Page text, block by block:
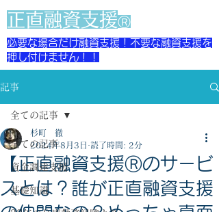
​正直融資支援Ⓡ
必要な場合だけ融資支援！不要な融資支援を
押し付けません！！
記事
全ての記事
資金調達支援
基礎知識
全ての記事
【正直融資支援Ⓡのサービ
スとは？誰が正直融資支援
杉町 徹
2024年8月3日
読了時間: 2分